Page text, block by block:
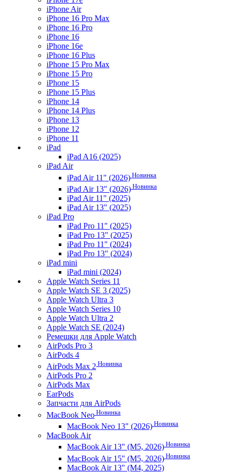
iPhone Air
iPhone 16 Pro Max
iPhone 16 Pro
iPhone 16
iPhone 16e
iPhone 16 Plus
iPhone 15 Pro Max
iPhone 15 Pro
iPhone 15
iPhone 15 Plus
iPhone 14
iPhone 14 Plus
iPhone 13
iPhone 12
iPhone 11
iPad
iPad A16 (2025)
iPad Air
iPad Air 11" (2026) Новинка
iPad Air 13" (2026) Новинка
iPad Air 11" (2025)
iPad Air 13" (2025)
iPad Pro
iPad Pro 11" (2025)
iPad Pro 13" (2025)
iPad Pro 11" (2024)
iPad Pro 13" (2024)
iPad mini
iPad mini (2024)
Apple Watch Series 11
Apple Watch SE 3 (2025)
Apple Watch Ultra 3
Apple Watch Series 10
Apple Watch Ultra 2
Apple Watch SE (2024)
Ремешки для Apple Watch
AirPods Pro 3
AirPods 4
AirPods Max 2 Новинка
AirPods Pro 2
AirPods Max
EarPods
Запчасти для AirPods
MacBook Neo Новинка
MacBook Neo 13" (2026) Новинка
MacBook Air
MacBook Air 13" (M5, 2026) Новинка
MacBook Air 15" (M5, 2026) Новинка
MacBook Air 13" (M4, 2025)